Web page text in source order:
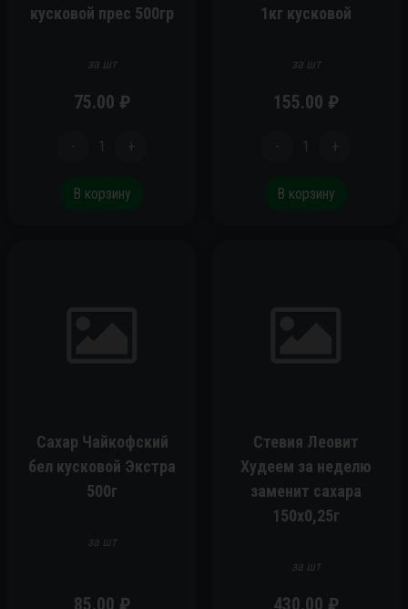
кусковой прес 500гр
за шт
75.00 ₽
- 1 +
В корзину
1кг кусковой
за шт
155.00 ₽
- 1 +
В корзину
Сахар Чайкофский
бел кусковой Экстра
500г
за шт
85.00 ₽
Стевия Леовит
Худеем за неделю
заменит сахара
150х0,25г
за шт
430.00 ₽